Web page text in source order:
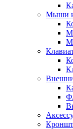
Мыши и